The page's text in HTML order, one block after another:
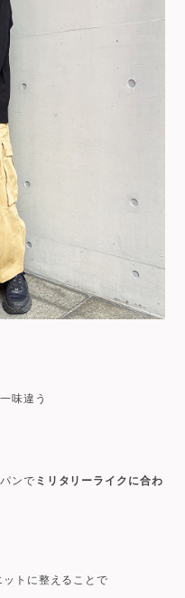
味違う
ンで ミリタリーライクに合わ
トに整えることで